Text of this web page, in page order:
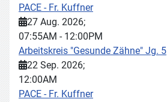
PACE - Fr. Kuffner
27 Aug. 2026;
07:55AM - 12:00PM
Arbeitskreis "Gesunde Zähne" Jg. 5
22 Sep. 2026;
12:00AM
PACE - Fr. Kuffner